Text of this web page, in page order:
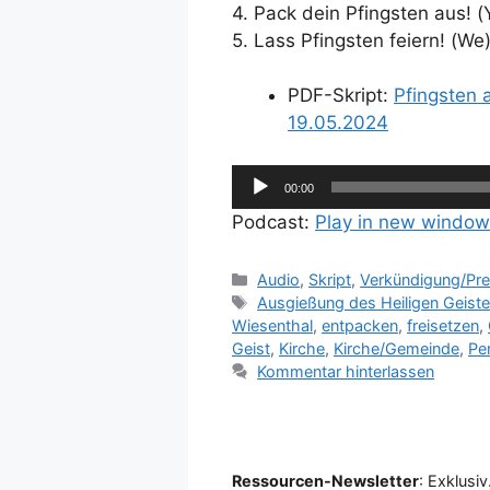
4. Pack dein Pfingsten aus!
5. Lass Pfingsten feiern! (We)
PDF-Skript: Pfingsten
19.05.2024
Audio-
Player
00:00
Podcast: Play in new window
Kategorien
Audio, Skript,Verkündigung/
Schlagwörter
Ausgießung des Heiligen
Wiesenthal, entpacken, freisetzen,
Geist, Kirche, Kirche/Gemeinde,
Kommentar hinterlassen
Ressourcen-Newsletter: Exklusiv.